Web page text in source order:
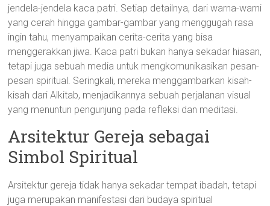
jendela-jendela kaca patri. Setiap detailnya, dari warna-warni
yang cerah hingga gambar-gambar yang menggugah rasa
ingin tahu, menyampaikan cerita-cerita yang bisa
menggerakkan jiwa. Kaca patri bukan hanya sekadar hiasan,
tetapi juga sebuah media untuk mengkomunikasikan pesan-
pesan spiritual. Seringkali, mereka menggambarkan kisah-
kisah dari Alkitab, menjadikannya sebuah perjalanan visual
yang menuntun pengunjung pada refleksi dan meditasi.
Arsitektur Gereja sebagai
Simbol Spiritual
Arsitektur gereja tidak hanya sekadar tempat ibadah, tetapi
juga merupakan manifestasi dari budaya spiritual